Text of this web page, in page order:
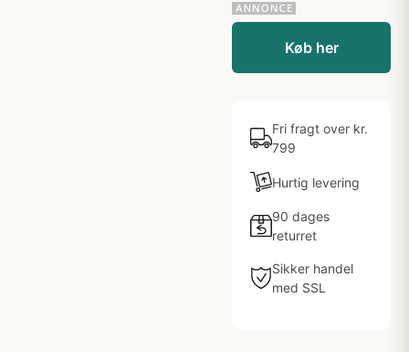
Køb her
Fri fragt over kr.
799
Hurtig levering
90 dages
returret
Sikker handel
med SSL